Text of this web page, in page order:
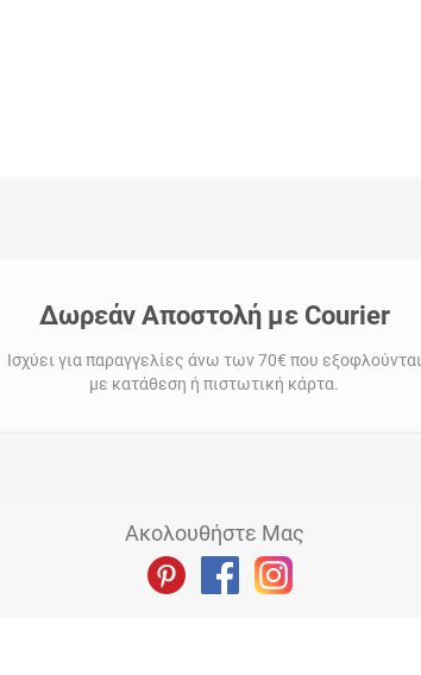
Δωρεάν Αποστολή με Courier
Ισχύει για παραγγελίες άνω των 70€ που εξοφλούνται
με κατάθεση ή πιστωτική κάρτα.
Ακολουθήστε Μας